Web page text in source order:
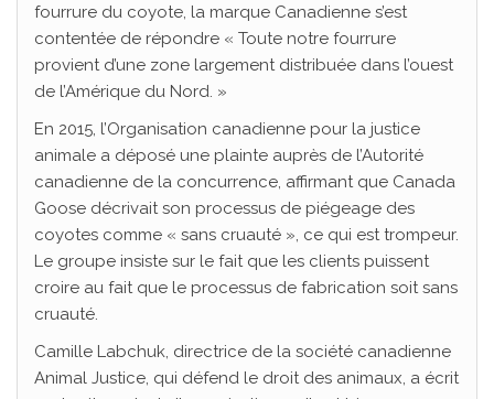
fourrure du coyote, la marque Canadienne s’est
contentée de répondre « Toute notre fourrure
provient d’une zone largement distribuée dans l’ouest
de l’Amérique du Nord. »
En 2015, l’Organisation canadienne pour la justice
animale a déposé une plainte auprès de l’Autorité
canadienne de la concurrence, affirmant que Canada
Goose décrivait son processus de piégeage des
coyotes comme « sans cruauté », ce qui est trompeur.
Le groupe insiste sur le fait que les clients puissent
croire au fait que le processus de fabrication soit sans
cruauté.
Camille Labchuk, directrice de la société canadienne
Animal Justice, qui défend le droit des animaux, a écrit